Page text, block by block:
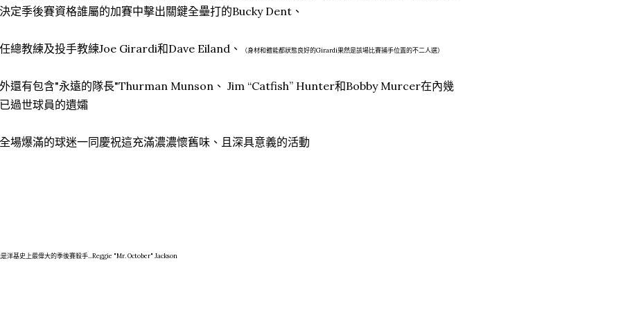
定季後賽資格誰屬的加賽中擊出關鍵全壘打的Bucky Dent、
總教練及投手教練Joe Girardi和Dave Eiland、 （身材和體能都狀態良好的Girardi果然是該場比賽捕手位置的不二人選）
還有包含"永遠的隊長"Thurman Munson、 Jim “Catfish” Hunter和Bobby Murcer在內幾
過世球員的遺孀
場爆滿的球迷一同慶祝這充滿濃濃懷舊味、且深具意義的活動
洋基史上最偉大的季後賽殺手...Reggie "Mr. October" Jackson